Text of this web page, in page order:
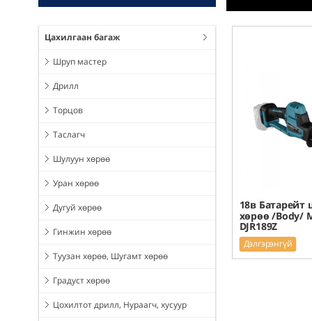
Цахилгаан багаж
Шруп мастер
Дрилл
Торцов
Таслагч
Шулуун хөрөө
Уран хөрөө
Дугуй хөрөө
Гинжин хөрөө
Туузан хөрөө, Шугамт хөрөө
Градуст хөрөө
Цохилтот дрилл, Нураагч, хусуур
18в Батарейт
хөрөө /Body/
DJR189Z
Дэлгэрэнгүй